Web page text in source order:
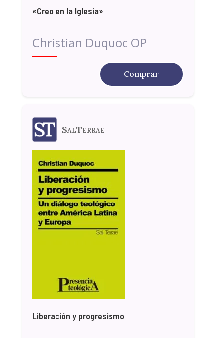
«Creo en la Iglesia»
Christian Duquoc OP
Comprar
SalTerrae
Liberación y progresismo